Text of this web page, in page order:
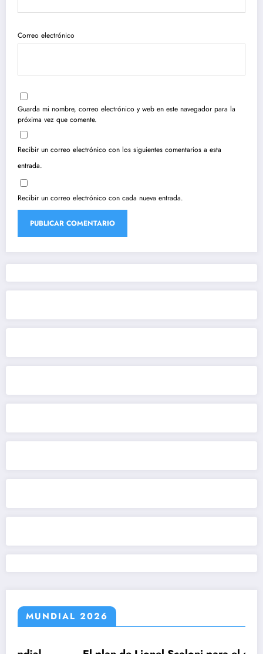
Correo electrónico
Guarda mi nombre, correo electrónico y web en este navegador para la
próxima vez que comente.
Recibir un correo electrónico con los siguientes comentarios a esta
entrada.
Recibir un correo electrónico con cada nueva entrada.
MUNDIAL 2026